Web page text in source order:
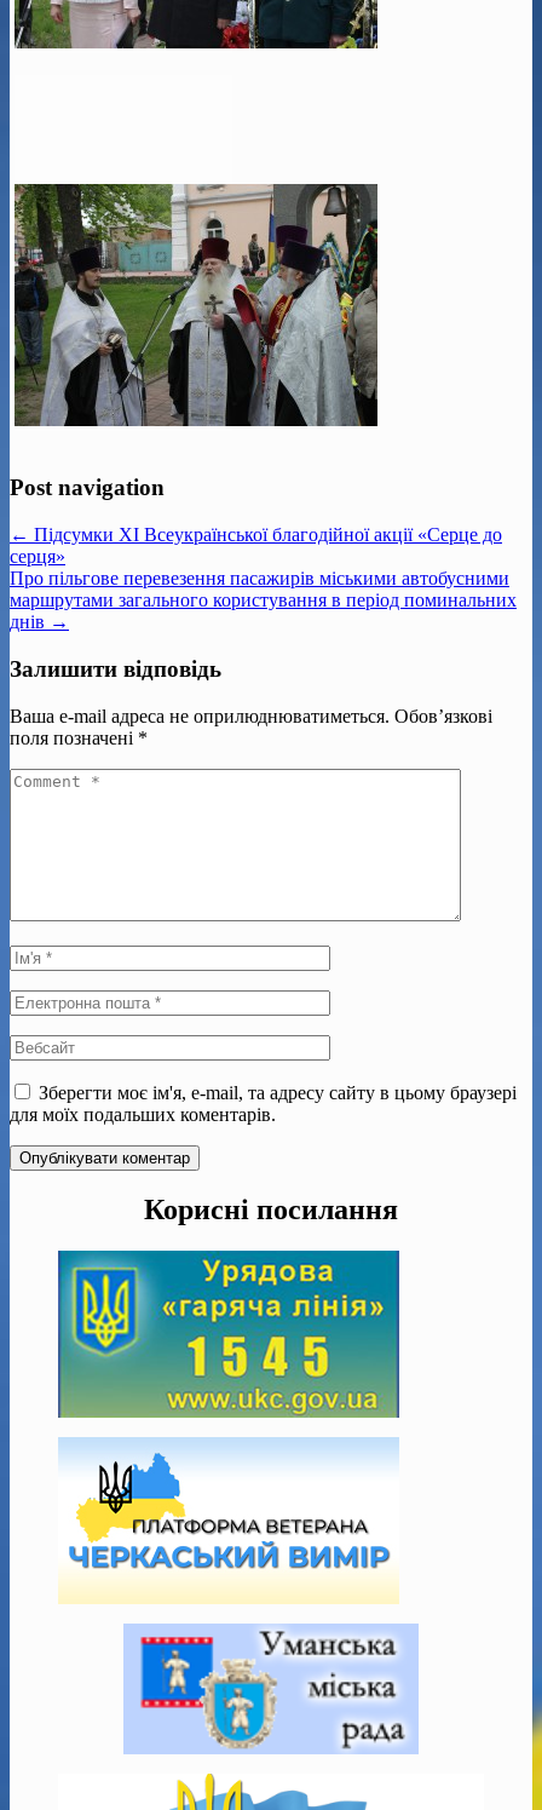
Post navigation
← Підсумки ХІ Всеукраїнської благодійної акції «Серце до
серця»
Про пільгове перевезення пасажирів міськими автобусними
маршрутами загального користування в період поминальних
днів →
Залишити відповідь
Ваша e-mail адреса не оприлюднюватиметься. Обов’язкові
поля позначені *
Зберегти моє ім'я, e-mail, та адресу сайту в цьому браузері
для моїх подальших коментарів.
Корисні посилання